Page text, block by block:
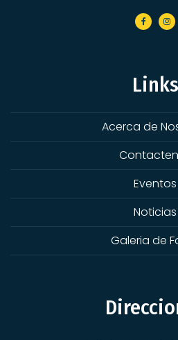
Links
Acerca de
Eventos
Noticias
Galeria de